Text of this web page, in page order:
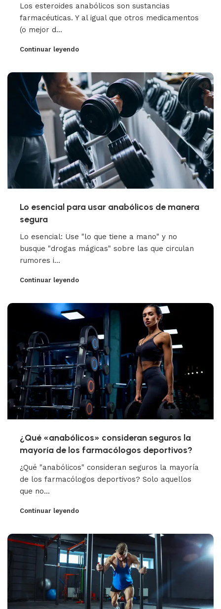
Los esteroides anabólicos son sustancias
farmacéuticas. Y al igual que otros medicamentos
(o mejor d...
Continuar leyendo
Lo esencial para usar anabólicos de manera
segura
Lo esencial: Use "lo que tiene a mano" y no
busque "drogas mágicas" sobre las que circulan
rumores i...
Continuar leyendo
¿Qué «anabólicos» consideran seguros la
mayoría de los farmacólogos deportivos?
¿Qué "anabólicos" consideran seguros la mayoría
de los farmacólogos deportivos? Solo aquellos
que no...
Continuar leyendo